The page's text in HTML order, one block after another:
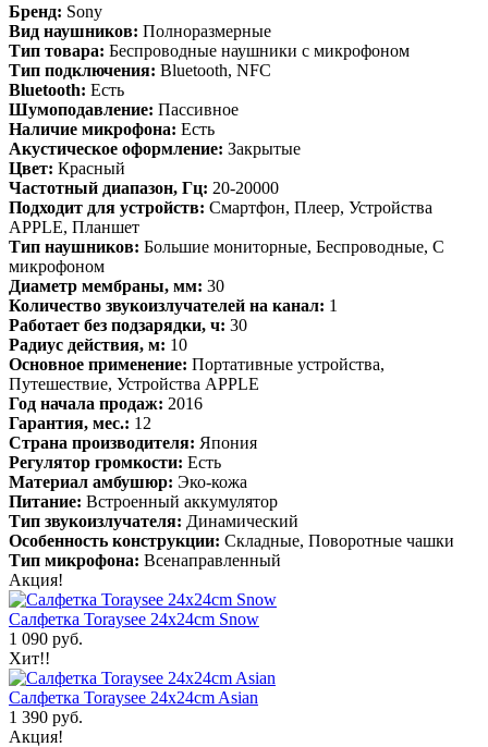
Бренд: Sony
Вид наушников: Полноразмерные
Тип товара: Беспроводные наушники с микрофоном
Тип подключения: Bluetooth, NFC
Bluetooth: Есть
Шумоподавление: Пассивное
Наличие микрофона: Есть
Акустическое оформление: Закрытые
Цвет: Красный
Частотный диапазон, Гц: 20-20000
Подходит для устройств: Смартфон, Плеер, Устройства
APPLE, Планшет
Тип наушников: Большие мониторные, Беспроводные, С
микрофоном
Диаметр мембраны, мм: 30
Количество звукоизлучателей на канал: 1
Работает без подзарядки, ч: 30
Радиус действия, м: 10
Основное применение: Портативные устройства,
Путешествие, Устройства APPLE
Год начала продаж: 2016
Гарантия, мес.: 12
Страна производителя: Япония
Регулятор громкости: Есть
Материал амбушюр: Эко-кожа
Питание: Встроенный аккумулятор
Тип звукоизлучателя: Динамический
Особенность конструкции: Складные, Поворотные чашки
Тип микрофона: Всенаправленный
Акция!
Салфетка Toraysee 24x24cm Snow
1 090 руб.
Хит!!
Салфетка Toraysee 24x24cm Asian
1 390 руб.
Акция!